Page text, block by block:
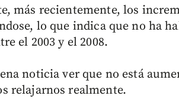
más recientemente, los
lo que indica que no ha
el 2003 y el 2008.
noticia ver que no está
relajarnos realmente.